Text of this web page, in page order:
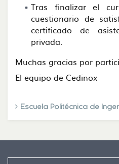
Tras finalizar el
cuestionario de
certificado de
privada.
Muchas gracias por
El equipo de Cedinox
Escuela Politécnica de